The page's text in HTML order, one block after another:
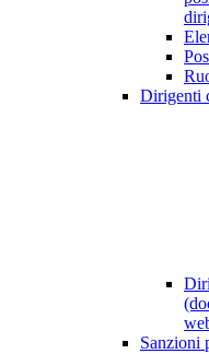
Dirigenti
Sanzioni